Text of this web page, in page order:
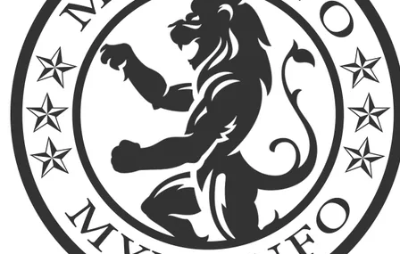
1924
1926
Sida 4/7
1928
1929
1930
1931
1932 - Jubileumsmynt
1934
1935
1936
1937
1938 - Jubileumsmynt